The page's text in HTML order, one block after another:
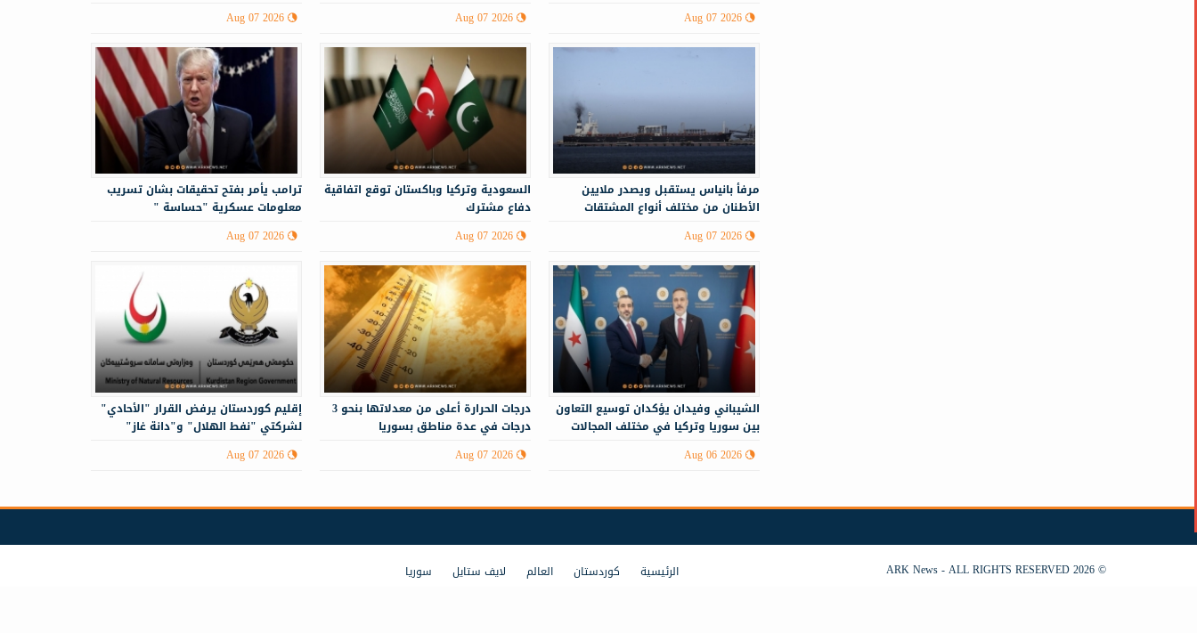
Aug 07 2026
Aug 07 2026
Aug 07 2026
ترامب يأمر بفتح تحقيقات بشان تسريب
معلومات عسكرية "حساسة "
Aug 07 2026
السعودية وتركيا وباكستان توقع اتفاقية
دفاع مشترك
Aug 07 2026
مرفأ بانياس يستقبل ويصدر ملايين
الأطنان من مختلف أنواع المشتقات
Aug 07 2026
إقليم كوردستان يرفض القرار "الأحادي"
لشركتي "نفط الهلال" و"دانة غاز"
Aug 07 2026
درجات الحرارة أعلى من معدلاتها بنحو 3
درجات في عدة مناطق بسوريا
Aug 07 2026
الشيباني وفيدان يؤكدان توسيع التعاون
بين سوريا وتركيا في مختلف المجالات
Aug 06 2026
الرئيسية كوردستان العالم لايف ستايل سوريا © 2026 ARK News - ALL RIGHTS RESERVED